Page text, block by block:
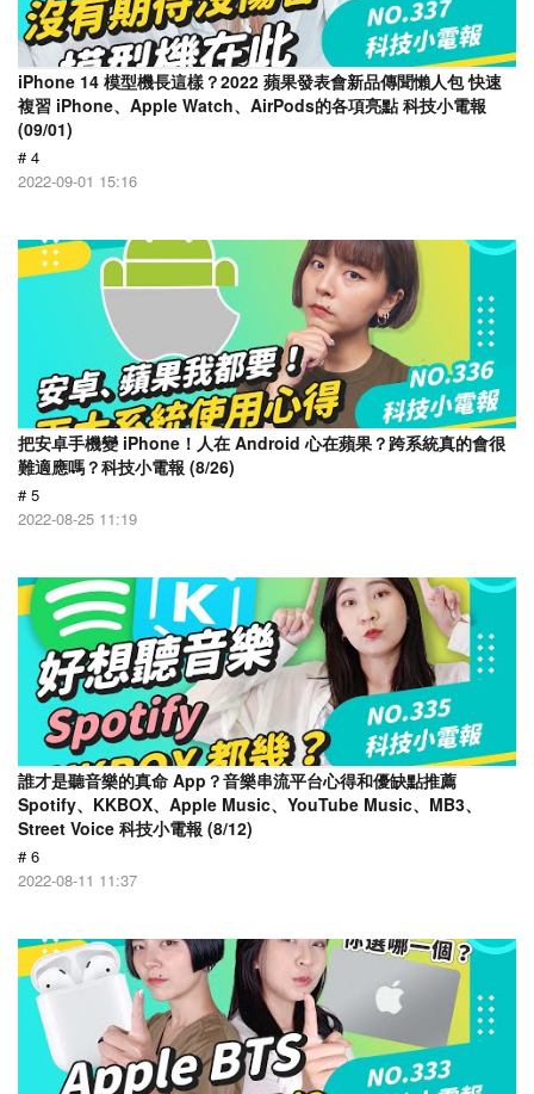
iPhone 14 模型機長這樣？2022 蘋果發表會新品傳聞懶人包 快速
複習 iPhone、Apple Watch、AirPods的各項亮點 科技小電報
(09/01)
# 4
2022-09-01 15:16
把安卓手機變 iPhone！人在 Android 心在蘋果？跨系統真的會很
難適應嗎？科技小電報 (8/26)
# 5
2022-08-25 11:19
誰才是聽音樂的真命 App？音樂串流平台心得和優缺點推薦
Spotify、KKBOX、Apple Music、YouTube Music、MB3、
Street Voice 科技小電報 (8/12)
# 6
2022-08-11 11:37